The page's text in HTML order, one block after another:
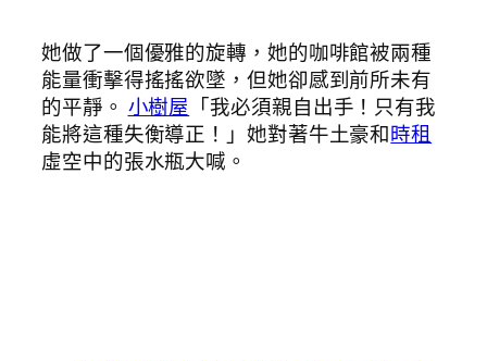
她做了一個優雅的旋轉，她的咖啡館被兩種
能量衝擊得搖搖欲墜，但她卻感到前所未有
的平靜。 小樹屋 「我必須親自出手！只有我
能將這種失衡導正！」她對著牛土豪和時租
虛空中的張水瓶大喊。